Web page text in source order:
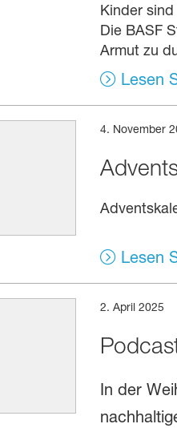
Kinder
Die BASF
Armut zu
Lesen
4. November
Lesen
2. April 2025
In der